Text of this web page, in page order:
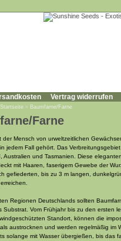
Vertrag widerrufen
Startseite » Baumfarne/Farne
Farne
der Mensch von urweltzeitlichen
jedem Fall gehört. Das
Australien und Tasmanien. Diese
mit Haaren, faserigem Gewebe der
gefiederten, bis zu 3 m langen,
Regionen Deutschlands sollten
Substrat. Vom Frühjahr bis zu den ersten
Standort, können die
austrocknen und werden regelmäßig im
solange mit Wasser übergießen, bis das